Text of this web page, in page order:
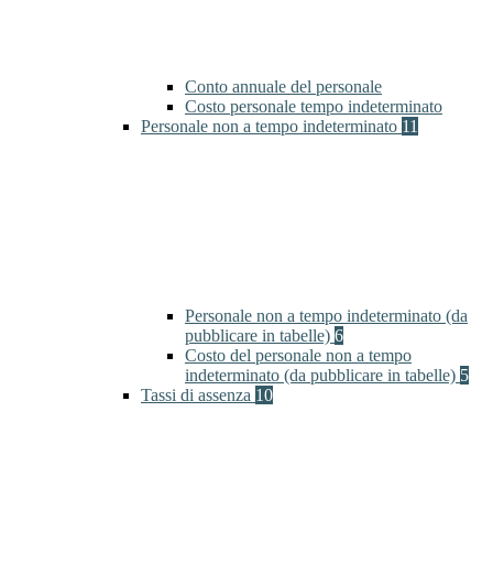
Conto annuale del personale
Costo personale tempo indeterminato
Personale non a tempo indeterminato 11
Personale non a tempo indeterminato (da
pubblicare in tabelle) 6
Costo del personale non a tempo
indeterminato (da pubblicare in tabelle) 5
Tassi di assenza 10